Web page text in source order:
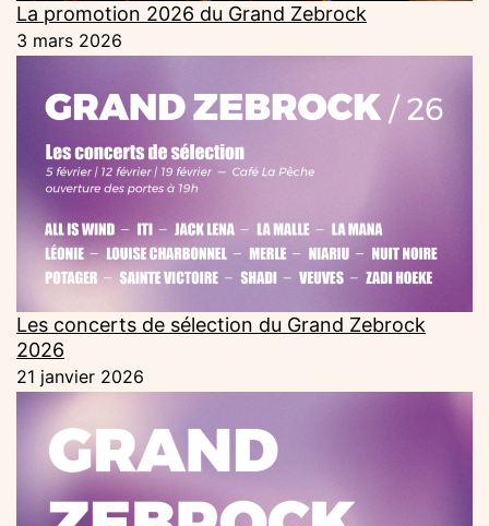
La promotion 2026 du Grand Zebrock
3 mars 2026
Les concerts de sélection du Grand Zebrock
2026
21 janvier 2026